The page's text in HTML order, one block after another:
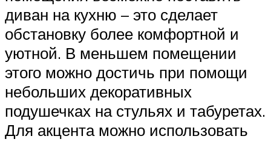
диван на кухню – это сделает
обстановку более комфортной и
уютной. В меньшем помещении
этого можно достичь при помощи
небольших декоративных
подушечках на стульях и табуретах.
Для акцента можно использовать